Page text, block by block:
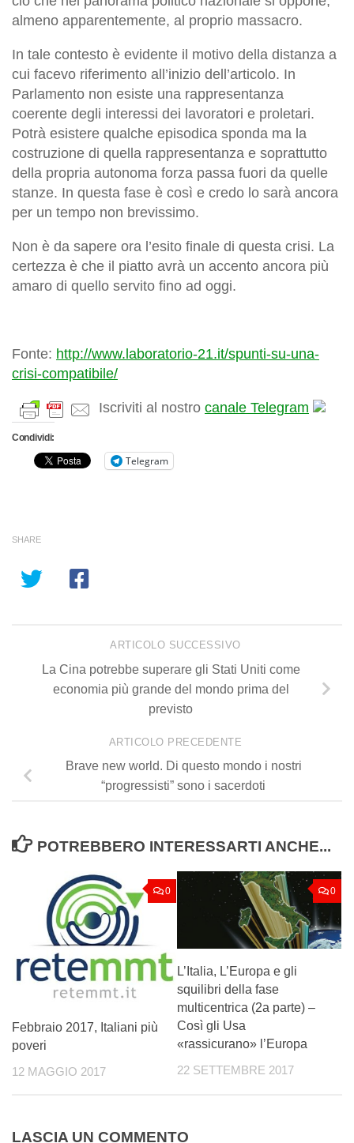
almeno apparentemente, al proprio massacro.
In tale contesto è evidente il motivo della distanza a
cui facevo riferimento all’inizio dell’articolo. In
Parlamento non esiste una rappresentanza
coerente degli interessi dei lavoratori e proletari.
Potrà esistere qualche episodica sponda ma la
costruzione di quella rappresentanza e soprattutto
della propria autonoma forza passa fuori da quelle
stanze. In questa fase è così e credo lo sarà ancora
per un tempo non brevissimo.
Non è da sapere ora l’esito finale di questa crisi. La
certezza è che il piatto avrà un accento ancora più
amaro di quello servito fino ad oggi.
Fonte: http://www.laboratorio-21.it/spunti-su-una-
crisi-compatibile/
Iscriviti al nostro canale Telegram
Condividi:
Telegram
SHARE
ARTICOLO SUCCESSIVO
La Cina potrebbe superare gli Stati Uniti come
economia più grande del mondo prima del
previsto
ARTICOLO PRECEDENTE
Brave new world. Di questo mondo i nostri
“progressisti” sono i sacerdoti
POTREBBERO INTERESSARTI ANCHE...
0
Febbraio 2017, Italiani più
poveri
12 MAGGIO 2017
0
L’Italia, L’Europa e gli
squilibri della fase
multicentrica (2a parte) –
Così gli Usa
«rassicurano» l’Europa
22 SETTEMBRE 2017
LASCIA UN COMMENTO